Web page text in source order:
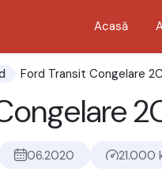
Acasă
Ford Transit Congelare
06.2020 21.000